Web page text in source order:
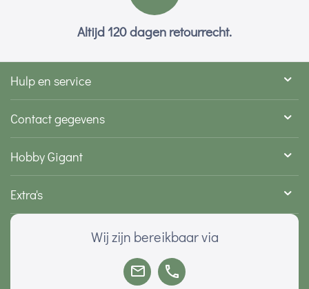
Altijd 120 dagen retourrecht.
Hulp en service
Contact gegevens
Hobby Gigant
Extra's
Wij zijn bereikbaar via